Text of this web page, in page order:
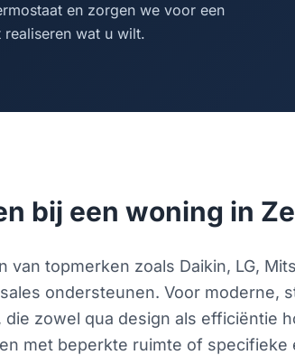
en zorgen we voor een
wat u wilt.
bij een woning in
topmerken zoals Daikin, LG,
ondersteunen. Voor moderne,
zowel qua design als efficiëntie
met beperkte ruimte of